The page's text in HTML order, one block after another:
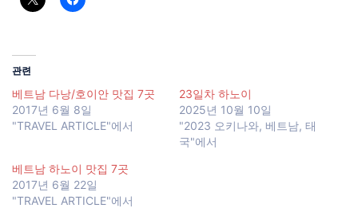
관련
베트남 다낭/호이안 맛집 7곳
2017년 6월 8일
"TRAVEL ARTICLE"에서
23일차 하노이
2025년 10월 10일
"2023 오키나와, 베트남, 태
국"에서
베트남 하노이 맛집 7곳
2017년 6월 22일
"TRAVEL ARTICLE"에서